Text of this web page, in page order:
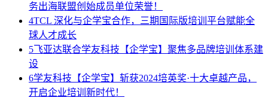
务出海联盟创始成员单位荣誉！
4TCL 深化与企学宝合作，三期国际版培训平台赋能全
球人才成长
5飞亚达联合学友科技【企学宝】聚焦多品牌培训体系建
设
6学友科技【企学宝】斩获2024培英奖·十大卓越产品，
开启企业培训新时代！